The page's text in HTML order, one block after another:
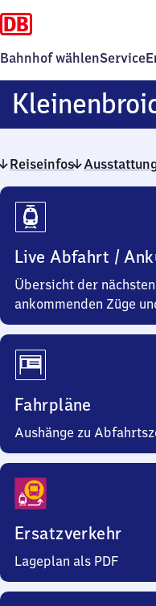
Bahnhof wählenService
Reiseinfos
Reiseinfos
Live Abfahrt /
Übersicht der
ankommenden Züge
Fahrpläne
Aushänge zu
Ersatzverkehr
Lageplan als PDF